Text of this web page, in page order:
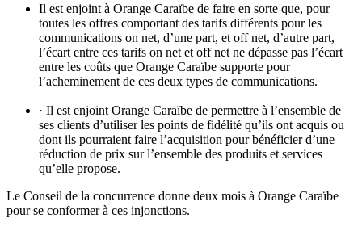
Il est enjoint à Orange Caraïbe de faire en sorte que, pour
toutes les offres comportant des tarifs différents pour les
communications on net, d’une part, et off net, d’autre part,
l’écart entre ces tarifs on net et off net ne dépasse pas l’écart
entre les coûts que Orange Caraïbe supporte pour
l’acheminement de ces deux types de communications.
· Il est enjoint Orange Caraïbe de permettre à l’ensemble de
ses clients d’utiliser les points de fidélité qu’ils ont acquis ou
dont ils pourraient faire l’acquisition pour bénéficier d’une
réduction de prix sur l’ensemble des produits et services
qu’elle propose.
Le Conseil de la concurrence donne deux mois à Orange Caraïbe
pour se conformer à ces injonctions.